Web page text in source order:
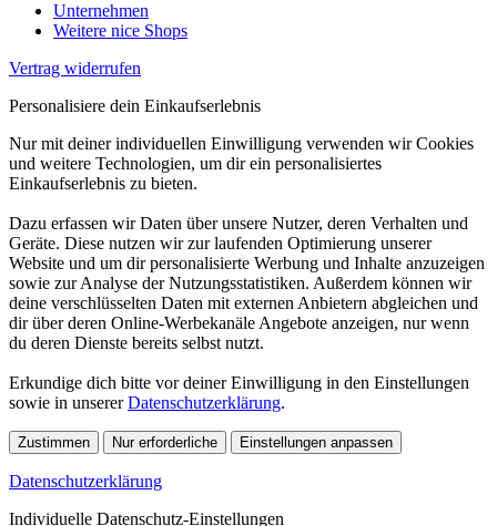
Unternehmen
Weitere nice Shops
Vertrag widerrufen
Personalisiere dein Einkaufserlebnis
Nur mit deiner individuellen Einwilligung verwenden wir Cookies
und weitere Technologien, um dir ein personalisiertes
Einkaufserlebnis zu bieten.
Dazu erfassen wir Daten über unsere Nutzer, deren Verhalten und
Geräte. Diese nutzen wir zur laufenden Optimierung unserer
Website und um dir personalisierte Werbung und Inhalte anzuzeigen
sowie zur Analyse der Nutzungsstatistiken. Außerdem können wir
deine verschlüsselten Daten mit externen Anbietern abgleichen und
dir über deren Online-Werbekanäle Angebote anzeigen, nur wenn
du deren Dienste bereits selbst nutzt.
Erkundige dich bitte vor deiner Einwilligung in den Einstellungen
sowie in unsererDatenschutzerklärung.
Zustimmen Nur erforderliche Einstellungen anpassen
Datenschutzerklärung
Individuelle Datenschutz-Einstellungen